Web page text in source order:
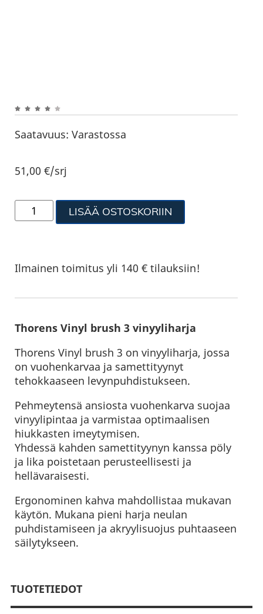
Saatavuus: Varastossa
51,00€/srj
LISÄÄ OSTOSKORIIN
Ilmainen toimitus yli 140 € tilauksiin!
Thorens Vinyl brush 3 vinyyliharja
Thorens Vinyl brush 3 on vinyyliharja, jossa
on vuohenkarvaa ja samettityynyt
tehokkaaseen levynpuhdistukseen.
Pehmeytensä ansiosta vuohenkarva suojaa
vinyylipintaa ja varmistaa optimaalisen
hiukkasten imeytymisen.
Yhdessä kahden samettityynyn kanssa pöly
ja lika poistetaan perusteellisesti ja
hellävaraisesti.
Ergonominen kahva mahdollistaa mukavan
käytön. Mukana pieni harja neulan
puhdistamiseen ja akryylisuojus puhtaaseen
säilytykseen.
TUOTETIEDOT